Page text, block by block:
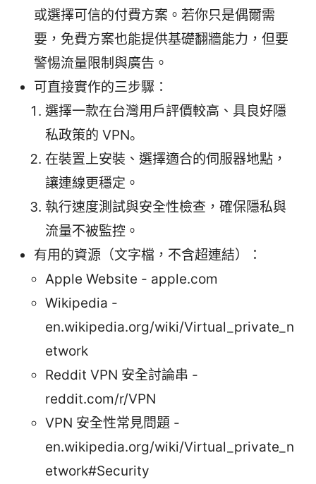
或選擇可信的付費方案。若你只是偶爾需
要，免費方案也能提供基礎翻牆能力，但要
警惕流量限制與廣告。
可直接實作的三步驟：
選擇一款在台灣用戶評價較高、具良好隱
私政策的 VPN。
在裝置上安裝、選擇適合的伺服器地點，
讓連線更穩定。
執行速度測試與安全性檢查，確保隱私與
流量不被監控。
有用的資源（文字檔，不含超連結）：
Apple Website - apple.com
Wikipedia -
en.wikipedia.org/wiki/Virtual_private_n
etwork
Reddit VPN 安全討論串 -
reddit.com/r/VPN
VPN 安全性常見問題 -
en.wikipedia.org/wiki/Virtual_private_n
etwork#Security